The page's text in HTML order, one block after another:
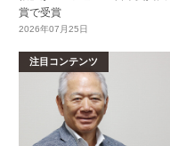
賞で受賞
2026年07月25日
注目コンテンツ